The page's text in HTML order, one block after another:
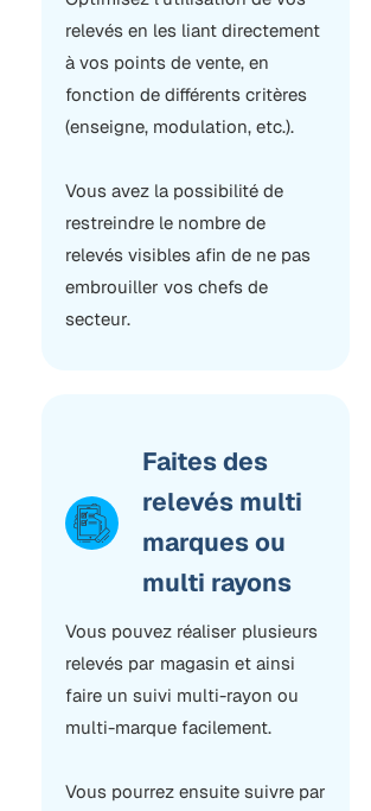
relevés en les liant directement
à vos points de vente, en
fonction de différents critères
(enseigne, modulation, etc.).
Vous avez la possibilité de
restreindre le nombre de
relevés visibles afin de ne pas
embrouiller vos chefs de
secteur.
Faites des
relevés multi
marques ou
multi rayons
Vous pouvez réaliser plusieurs
relevés par magasin et ainsi
faire un suivi multi-rayon ou
multi-marque facilement.
Vous pourrez ensuite suivre par